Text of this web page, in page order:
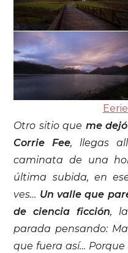
Otro sitio que me
Corrie Fee, llegas
caminata de una
última subida, en
ves… Un valle que
de ciencia ficción,
parada pensando:
que fuera así…